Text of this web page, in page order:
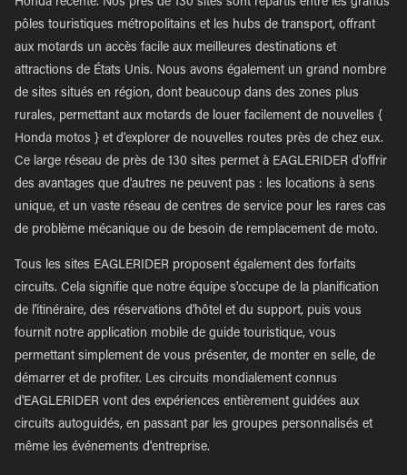
Honda récente. Nos près de 130 sites sont répartis entre les grands
pôles touristiques métropolitains et les hubs de transport, offrant
aux motards un accès facile aux meilleures destinations et
attractions de États Unis. Nous avons également un grand nombre
de sites situés en région, dont beaucoup dans des zones plus
rurales, permettant aux motards de louer facilement de nouvelles {
Honda motos } et d'explorer de nouvelles routes près de chez eux.
Ce large réseau de près de 130 sites permet à EAGLERIDER d'offrir
des avantages que d'autres ne peuvent pas : les locations à sens
unique, et un vaste réseau de centres de service pour les rares cas
de problème mécanique ou de besoin de remplacement de moto.
Tous les sites EAGLERIDER proposent également des forfaits
circuits. Cela signifie que notre équipe s'occupe de la planification
de l'itinéraire, des réservations d'hôtel et du support, puis vous
fournit notre application mobile de guide touristique, vous
permettant simplement de vous présenter, de monter en selle, de
démarrer et de profiter. Les circuits mondialement connus
d'EAGLERIDER vont des expériences entièrement guidées aux
circuits autoguidés, en passant par les groupes personnalisés et
même les événements d'entreprise.